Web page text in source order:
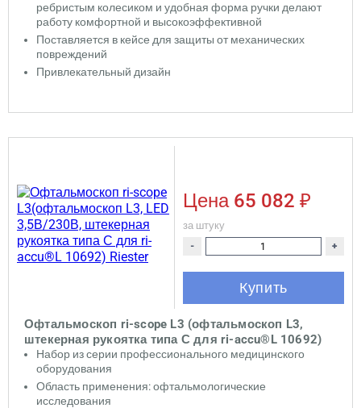
ребристым колесиком и удобная форма ручки делают
работу комфортной и высокоэффективной
Поставляется в кейсе для защиты от механических
повреждений
Привлекательный дизайн
Офтальмоскоп ri-scope L3 (офтальмоскоп L3,
штекерная рукоятка типа С для ri-accu®L 10692)
Riester
Набор из серии профессионального медицинского
оборудования
Область применения: офтальмологические
исследования
Цена 65 082 ₽
за штуку
- +
Купить